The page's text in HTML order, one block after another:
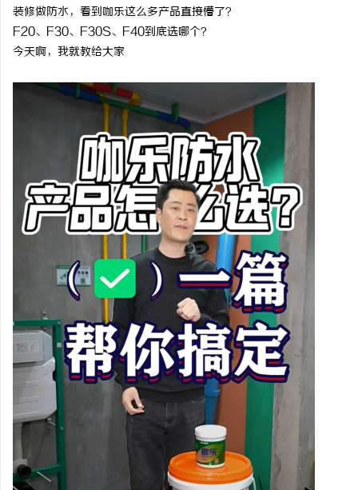
装修做防水，看到咖乐这么多产品直接懵了？
F20、F30、F30S、F40到底选哪个？
今天啊，我就教给大家
汉配眼镜 上海配眼镜 华视影视：引领华语影